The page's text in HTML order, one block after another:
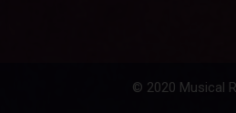
© 2020 Musical